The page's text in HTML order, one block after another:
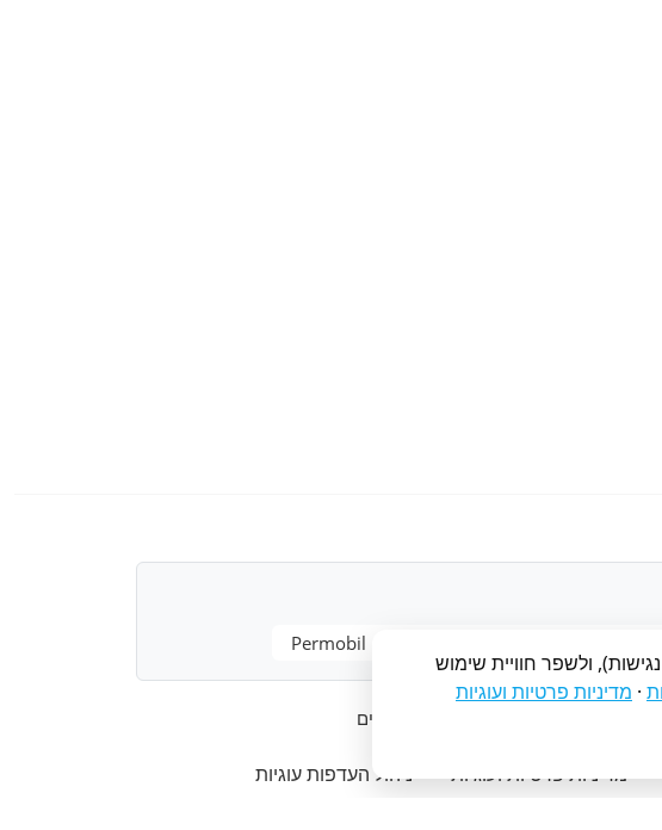
Permobil
רמפה לכסא גלגלים
מדיניות פרטיות ועוגיות ניהול העדפות עוגיות
ולשפר חוויית שימוש
· מדיניות פרטיות ועוגיות